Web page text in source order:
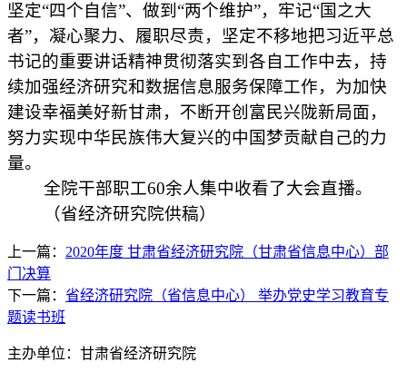
坚定“四个自信”、做到“两个维护”，牢记“国之大
者”，凝心聚力、履职尽责，坚定不移地把习近平总
书记的重要讲话精神贯彻落实到各自工作中去，持
续加强经济研究和数据信息服务保障工作，为加快
建设幸福美好新甘肃，不断开创富民兴陇新局面，
努力实现中华民族伟大复兴的中国梦贡献自己的力
量。
全院干部职工60余人集中收看了大会直播。
（省经济研究院供稿）
上一篇： 2020年度 甘肃省经济研究院（甘肃省信息中心）部
门决算
下一篇： 省经济研究院（省信息中心） 举办党史学习教育专
题读书班
主办单位：甘肃省经济研究院